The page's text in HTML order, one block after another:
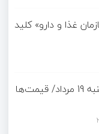
غذا و دارو» کلید
قیمت طلا و سکه دوشنبه 19 مرداد/ قیمت‌ها